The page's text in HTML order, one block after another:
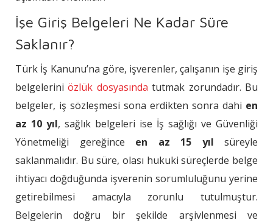
İşe Giriş Belgeleri Ne Kadar Süre
Saklanır?
Türk İş Kanunu’na göre, işverenler, çalışanın işe giriş
belgeleriniözlük dosyasında tutmak zorundadır. Bu
belgeler, iş sözleşmesi sona erdikten sonra dahi en
az 10 yıl, sağlık belgeleri ise İş sağlığı ve Güvenliği
Yönetmeliği gereğince en az 15 yıl süreyle
saklanmalıdır. Bu süre, olası hukuki süreçlerde belge
ihtiyacı doğduğunda işverenin sorumluluğunu yerine
getirebilmesi amacıyla zorunlu tutulmuştur.
Belgelerin doğru bir şekilde arşivlenmesi ve